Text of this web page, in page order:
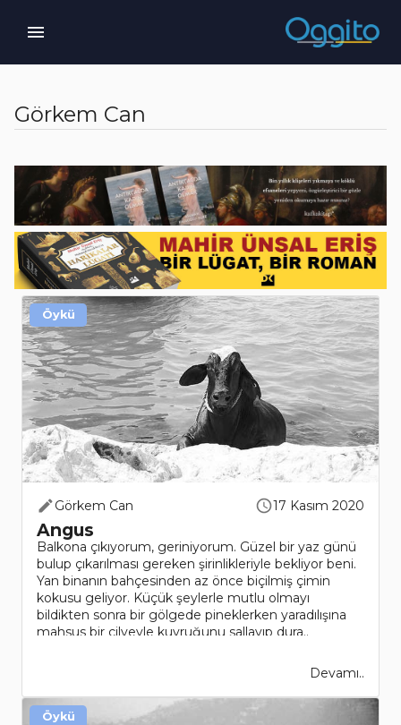
Görkem Can
Görkem Can 17 Kasım 2020
Angus
Balkona çıkıyorum, geriniyorum. Güzel bir yaz günü
bulup çıkarılması gereken şirinlikleriyle bekliyor beni.
Yan binanın bahçesinden az önce biçilmiş çimin
kokusu geliyor. Küçük şeylerle mutlu olmayı
bildikten sonra bir gölgede pineklerken yaradılışına
mahsus bir cilveyle kuyruğunu sallayıp dura..
Devamı..
Öykü
Öykü